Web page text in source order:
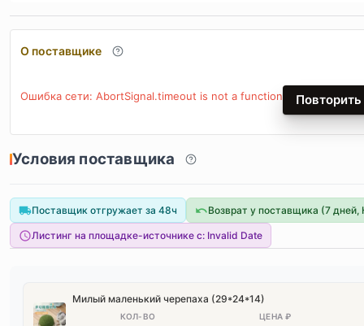
О поставщике
Ошибка сети: AbortSignal.timeout is not a function
Условия поставщика
Поставщик отгружает за 48ч Возврат у поставщика (7
Листинг на площадке-источнике с: Invalid Date
Милый маленький черепаха (29*24*14)